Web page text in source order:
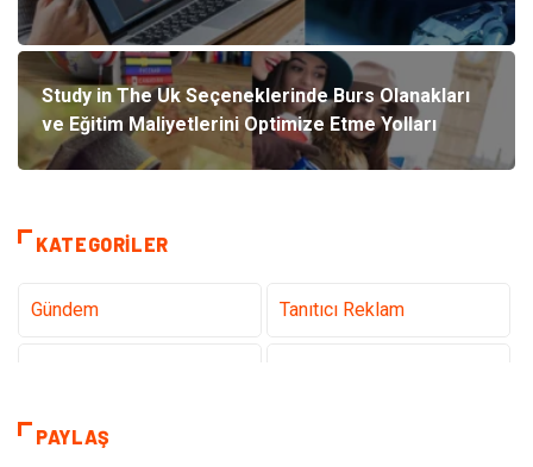
Study in The Uk Seçeneklerinde Burs Olanakları
ve Eğitim Maliyetlerini Optimize Etme Yolları
KATEGORILER
Gündem Tanıtıcı Reklam
Dekorasyon
PAYLAŞ